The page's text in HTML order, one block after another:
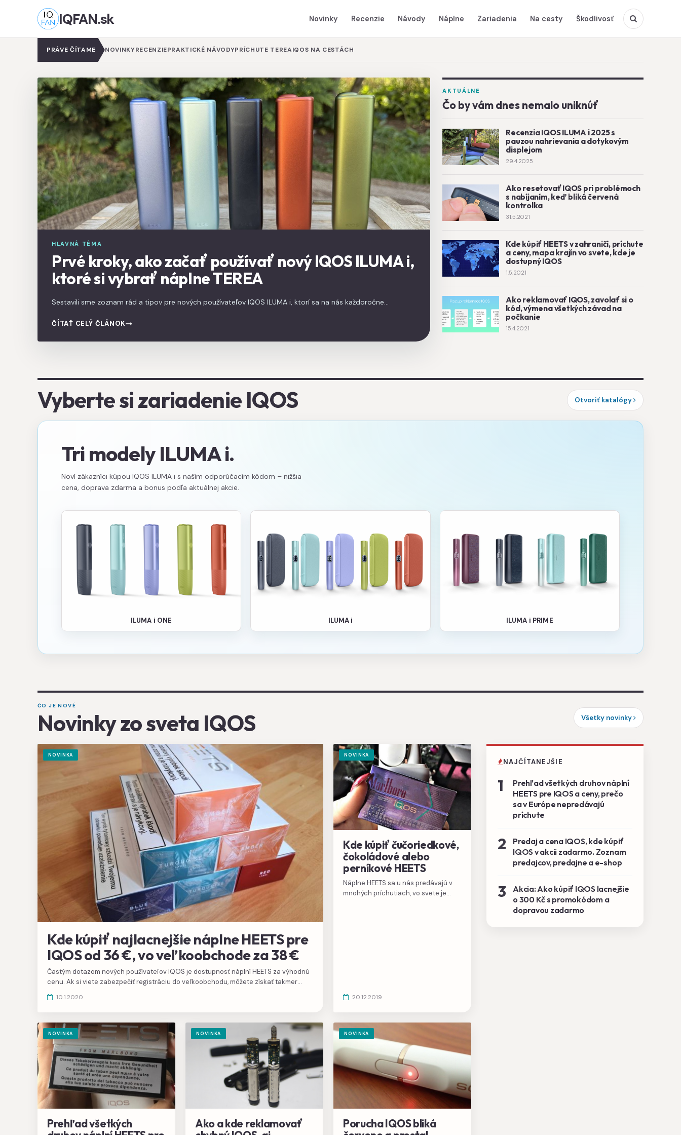
IQFAN.sk Novinky Recenzie Návody Náplne Zariadenia Na cesty Škodlivosť
PRÁVE ČÍTAME NOVINKYRECENZIEPRAKTICKÉ NÁVODYPRÍCHUTE TEREAIQOS NA CESTÁCH
HLAVNÁ TÉMA
Prvé kroky, ako začať používať nový IQOS ILUMA i,
ktoré si vybrať náplne TEREA
Sestavili sme zoznam rád a tipov pre nových používateľov IQOS ILUMA i, ktorí sa na nás každoročne
ČÍTAŤ CELÝ ČLÁNOK
AKTUÁLNE
Čo by vám dnes nemalo uniknúť
Recenzia IQOS ILUMA i 2025 s
pauzou nahrievania a dotykovým
displejom
29.4.2025
Ako resetovať IQOS pri problémoch
s nabíjaním, keď bliká červená
kontrolka
31.5.2021
Kde kúpiť HEETS v zahraničí, príchute
a ceny, mapa krajín vo svete, kde je
dostupný IQOS
1.5.2021
Ako reklamovať IQOS, zavolať si o
kód, výmena všetkých závad na
počkanie
15.4.2021
Vyberte si zariadenie IQOS Otvoriť katalógy
Tri modely ILUMA i.
Noví zákazníci kúpou IQOS ILUMA i s naším odporúčacím kódom – nižšia
cena, doprava zdarma a bonus podľa aktuálnej akcie.
ILUMA i ONE ILUMA i ILUMA i PRIME
ČO JE NOVÉ
Novinky zo sveta IQOS Všetky novinky
NOVINKA
Kde kúpiť najlacnejšie náplne HEETS pre
IQOS od 36 €, vo veľkoobchode za 38 €
Častým dotazom nových používateľov IQOS je dostupnosť náplní HEETS za výhodnú
cenu. Ak si viete zabezpečiť registráciu do veľkoobchodu, môžete získať takmer
10.1.2020
NOVINKA
Kde kúpiť čučoriedkové,
čokoládové alebo
perníkové HEETS
Náplne HEETS sa u nás predávajú v
mnohých príchutiach, vo svete je
20.12.2019
NOVINKA
Prehľad všetkých
NOVINKA
Ako a kde reklamovať
NOVINKA
Porucha IQOS bliká
NAJČÍTANEJŠIE
1
Prehľad všetkých druhov náplní
HEETS pre IQOS a ceny, prečo
sa v Európe nepredávajú
príchute
2
Predaj a cena IQOS, kde kúpiť
IQOS v akcii zadarmo. Zoznam
predajcov, predajne a e-shop
3
Akcia: Ako kúpiť IQOS lacnejšie
o 300 Kč s promokódom a
dopravou zadarmo